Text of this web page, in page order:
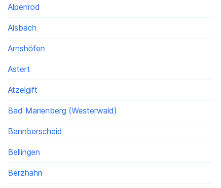
Alpenrod
Alsbach
Arnshöfen
Astert
Atzelgift
Bad Marienberg (Westerwald)
Bannberscheid
Bellingen
Berzhahn